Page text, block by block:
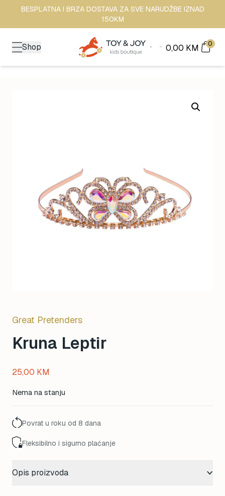
BESPLATNA I BRZA DOSTAVA ZA SVE NARUDŽBE IZNAD
150KM
Shop 0,00 KM 0
Great Pretenders
Kruna Leptir
25,00 KM
Nema na stanju
Povrat u roku od 8 dana
Fleksibilno i sigurno plaćanje
Opis proizvoda